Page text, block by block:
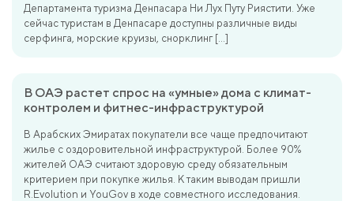
Департамента туризма Денпасара Ни Лух Путу Риястити. Уже
сейчас туристам в Денпасаре доступны различные виды
серфинга, морские круизы, снорклинг […]
В ОАЭ растет спрос на «умные» дома с климат-
контролем и фитнес-инфраструктурой
В Арабских Эмиратах покупатели все чаще предпочитают
жилье с оздоровительной инфраструктурой. Более 90%
жителей ОАЭ считают здоровую среду обязательным
критерием при покупке жилья. К таким выводам пришли
R.Evolution и YouGov в ходе совместного исследования.